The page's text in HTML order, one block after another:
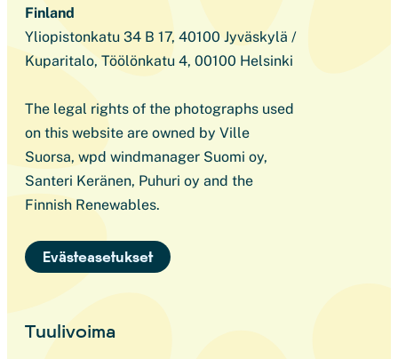
Finland
Yliopistonkatu 34 B 17, 40100 Jyväskylä /
Kuparitalo, Töölönkatu 4, 00100 Helsinki
The legal rights of the photographs used
on this website are owned by Ville
Suorsa, wpd windmanager Suomi oy,
Santeri Keränen, Puhuri oy and the
Finnish Renewables.
Evästeasetukset
Tuulivoima